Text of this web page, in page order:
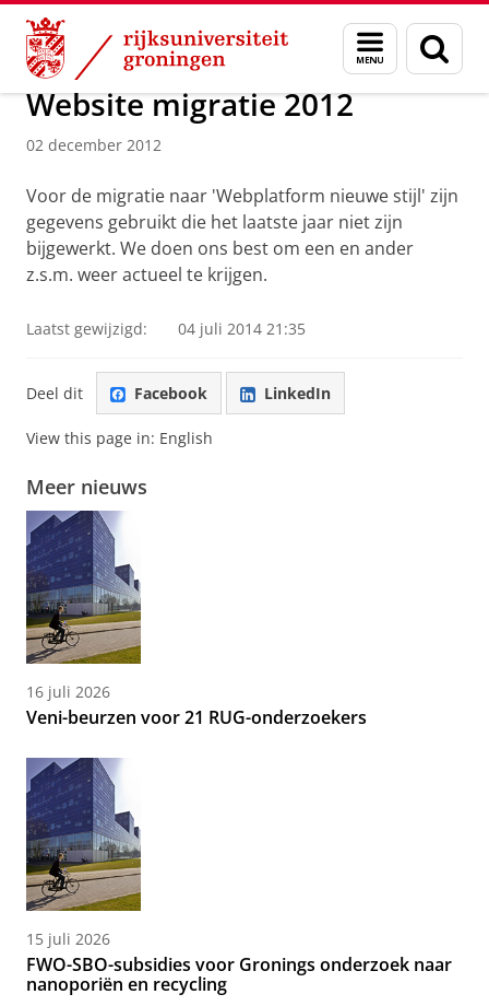
Skip
Content
Skip
Navigation
Menu
en
zoeken
Over ons Actueel Nieuws Nieuwsberichten
Website migratie 2012
02 december 2012
Voor de migratie naar 'Webplatform nieuwe stijl' zijn
gegevens gebruikt die het laatste jaar niet zijn
bijgewerkt. We doen ons best om een en ander
z.s.m. weer actueel te krijgen.
Laatst gewijzigd: 04 juli 2014 21:35
Deel dit Facebook LinkedIn
View this page in: English
Meer nieuws
16 juli 2026
Veni-beurzen voor 21 RUG-onderzoekers
15 juli 2026
FWO-SBO-subsidies voor Gronings onderzoek naar
nanoporiën en recycling